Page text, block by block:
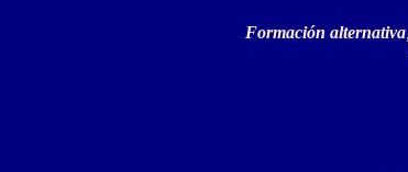
Formación alternativa